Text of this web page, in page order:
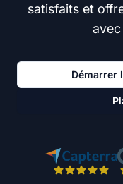
satisfaits et
Démarrer